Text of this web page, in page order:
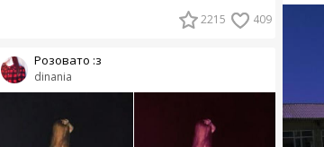
2215 409
dinania
Розовато :з